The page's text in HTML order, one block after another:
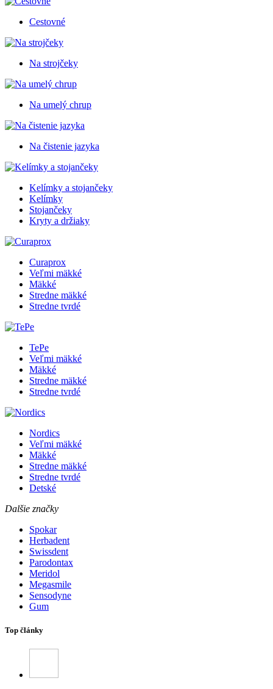
Cestovné
Na strojčeky
Na umelý chrup
Na čistenie jazyka
Kelímky a stojančeky
Kelímky
Stojančeky
Kryty a držiaky
Curaprox
Veľmi mäkké
Mäkké
Stredne mäkké
Stredne tvrdé
TePe
Veľmi mäkké
Mäkké
Stredne mäkké
Stredne tvrdé
Nordics
Veľmi mäkké
Mäkké
Stredne mäkké
Stredne tvrdé
Detské
Dalšie značky
Spokar
Herbadent
Swissdent
Parodontax
Meridol
Megasmile
Sensodyne
Gum
Top články